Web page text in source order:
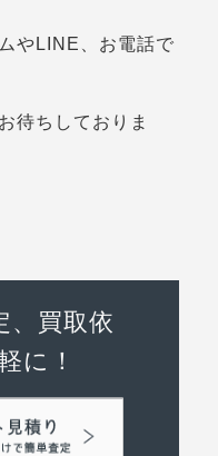
やLINE、お電話で
待ちしておりま
、買取依
に！